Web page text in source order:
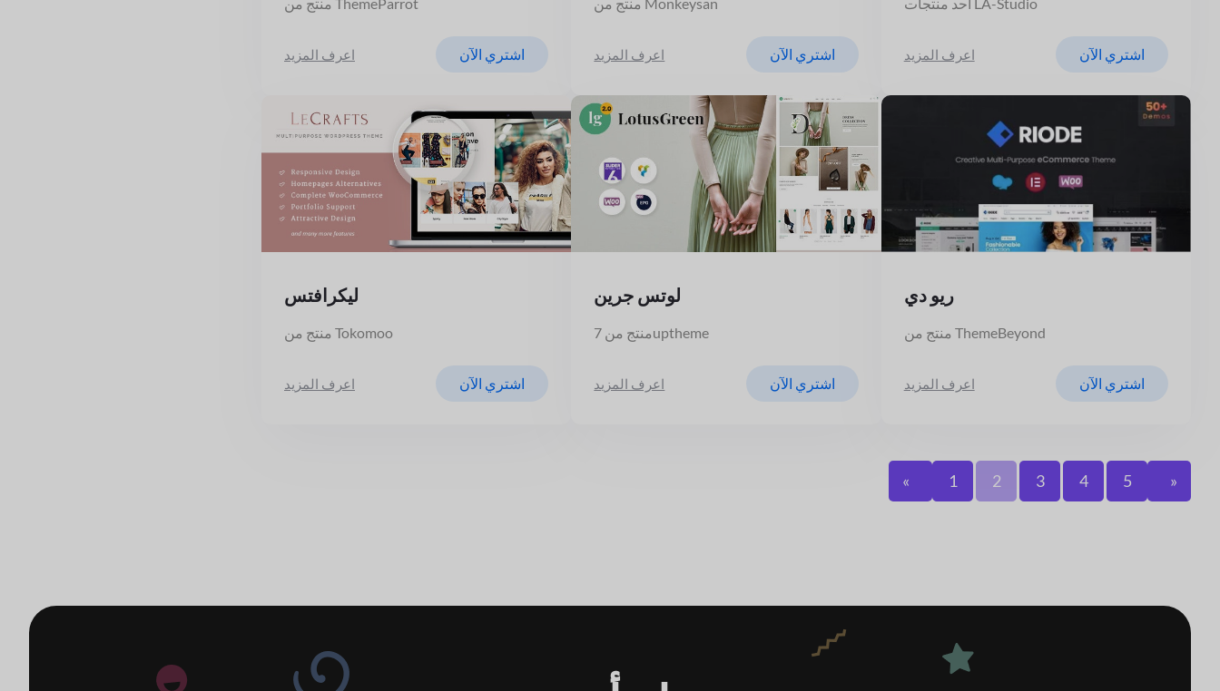
اعرف المزيد اشتري الآن اعرف المزيد اشتري الآن اعرف المزيد اشتري الآن
ليكرافتس
منتج من Tokomoo
اعرف المزيد اشتري الآن
لوتس جرين
منتج من 7uptheme
اعرف المزيد اشتري الآن
ريو دي
منتج من ThemeBeyond
اعرف المزيد اشتري الآن
« 1 2 3 4 5 »